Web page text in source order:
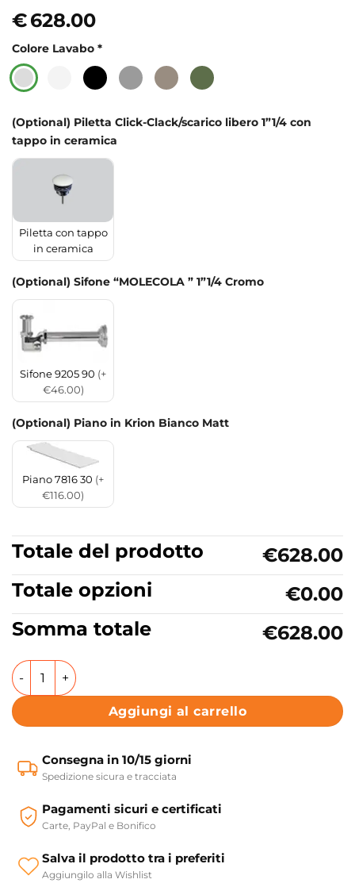
€628.00
Colore Lavabo *
(Optional) Piletta Click-Clack/scarico libero 1”1/4 con
tappo in ceramica
Piletta con tappo
in ceramica
(Optional) Sifone “MOLECOLA ” 1”1/4 Cromo
Sifone 9205 90 (+
€46.00)
(Optional) Piano in Krion Bianco Matt
Piano 7816 30 (+
€116.00)
Totale del prodotto
€628.00
Totale opzioni
€0.00
Somma totale
€628.00
Lavabo sospeso o appoggio in ceramica 80x46 cm
Aggiungi al carrello
Consegna in 10/15 giorni
Spedizione sicura e tracciata
Pagamenti sicuri e certificati
Carte, PayPal e Bonifico
Salva il prodotto tra i preferiti
Aggiungilo alla Wishlist